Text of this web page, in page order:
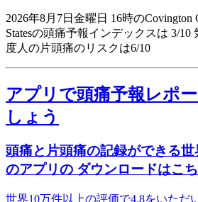
2026年8月7日金曜日 16時のCovington
Statesの頭痛予報インデックスは 3/10
度人の片頭痛のリスクは6/10
アプリで頭痛予報レポ
しょう
頭痛と片頭痛の記録ができる
のアプリの ダウンロードはこ
世界10万件以上の評価で4.8をいただ